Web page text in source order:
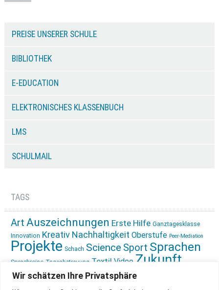
Wir schätzen Ihre Privatsphäre
PREISE UNSERER SCHULE
BIBLIOTHEK
E-EDUCATION
ELEKTRONISCHES KLASSENBUCH
LMS
SCHULMAIL
TAGS
Art Auszeichnungen Erste Hilfe Ganztagesklasse
Innovation Kreativ Nachhaltigkeit Oberstufe Peer-Mediation
Projekte Schach Science Sport Sprachen
Sprachreise Tagesbetreuung Textil Video Zukunft
gestalten Ökologie